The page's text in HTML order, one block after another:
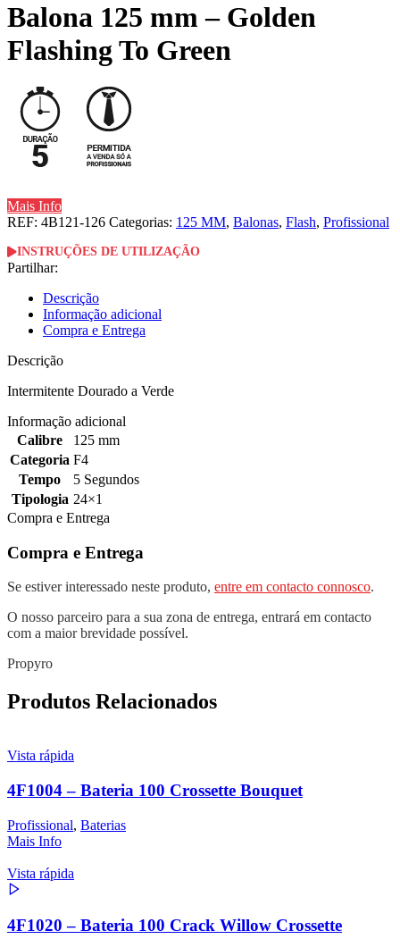
Balona 125 mm – Golden
Flashing To Green
Mais Info
REF: 4B121-126 Categorias: 125 MM, Balonas, Flash, Profissional
INSTRUÇÕES DE UTILIZAÇÃO
Partilhar:
Descrição
Informação adicional
Compra e Entrega
Descrição
Intermitente Dourado a Verde
Informação adicional
Calibre
125 mm
Categoria F4
Tempo
5 Segundos
Tipologia 24×1
Compra e Entrega
Compra e Entrega
Se estiver interessado neste produto, entre em contacto connosco.
O nosso parceiro para a sua zona de entrega, entrará em contacto
com a maior brevidade possível.
Propyro
Produtos Relacionados
Vista rápida
4F1004 – Bateria 100 Crossette Bouquet
Profissional, Baterias
Mais Info
Vista rápida
4F1020 – Bateria 100 Crack Willow Crossette